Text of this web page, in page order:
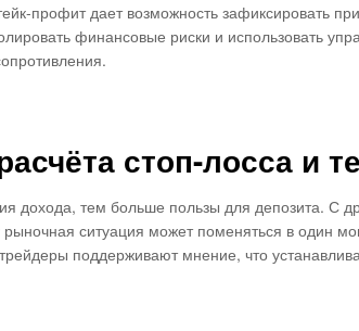
профит дает возможность зафиксировать
финансовые риски и использовать
стоп-лосса и
дохода, тем больше пользы для депозита. С
ситуация может поменяться в один
поддерживают мнение, что